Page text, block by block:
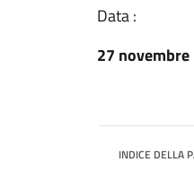
Data :
27
INDICE DELLA